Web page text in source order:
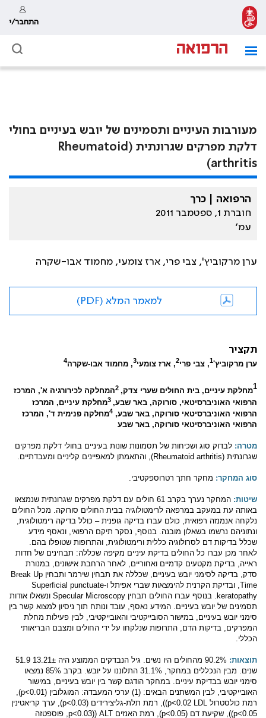
התחבר/י
מעורבות העיניים ותסמינים של יובש בעיניים בחולי
דלקת מפרקים שגרונתית (Rheumatoid
arthritis)
הרפואה | כרך
חוברת 1, ספטמבר 2011
עמ׳
ערן מרקוביץ', צבי פרי, ארז צומעי, מחמוד אבו-שקרה
למאמר המלא (PDF)
תקציר
ערן מרקוביץ'1
, צבי פרי2, ארז צומעי3, מחמוד אבו-שקרה4
1מחלקת עיניים, בית החולים שערי צדק,
המחלקה לכירורגיה א', המרכז
הרפואי האוניברסיטאי, סורוקה, באר שבע, מחלקת עיניים, המרכז
הרפואי האוניברסיטאי סורוקה, באר שבע, 4מחלקה פנימית ד', המרכז
הרפואי האוניברסיטאי סורוקה, באר שבע
מטרה: לבדוק סוג ושכיחות של תסמונות שונות בעיניים בחולי דלקת מפרקים
שגרונתית (Rheumatoid arthritis), והתאמתן למאפיינים קליניים ומעבדתיים.
סוג המחקר: מחקר חתך רטרוספקטיבי.
שיטות:
המחקר נערך בקרב 61 חולים עם דלקת מפרקים שגרונתית שנמצאו
באותה עת במעקב במרפאה לרימטולוגיה בבית החולים סורוקה. מכל החולים
נלקחה אנמנזה רפואית, כולם עברו בדיקה גופנית – כולל בדיקה רימטולוגית,
ונתוניהם נרשמו בשאלון מובנה. בנוסף, נסקר תיקם הרפואי, ונאסף מידע
שכלל בדיקות דם לסרולוגיה כללית ורימטולוגית, והתרופות שטופלו בהם.
לאחר מכן עברו כל החולים בדיקת עיניים מקיפה שכללה: תבחינים של חדות
ראייה, בדיקת מקטעים קדמיים ואחוריים, לאחר הרחבת אישונים, במנורת
סדק, בדיקה לסימני יובש בעיניים, שכללה את תבחין שירמר ותבחין Break Up
Time
, ובדיקת הקרנית להימצאות שברי אפיתל ו-Superficial punctuate
keratopathy . בנוסף עברו החולים תבחין Specular Microscopy ונשאלו אודות
תסמינים של יובש בעיניים. המידע נאסף, עובד ונותח תוך ניסיון למצוא קשר בין
סימני יובש בעיניים, במישור הסובייקטיבי והאובייקטיבי, לבין פעילות מחלת
המפרקים, בדיקות הדם, התרופות שנלקחו על ידי החולים ומצבם הבריאותי
הכללי.
תוצאות:
90.2% מהחולים היו נשים. גיל הנבדקים הממוצע היה 13.21± 51.9
שנים. מבין הנכללים במחקר, 31.1% התלוננו על יובש. בקרב 85% נמצאו
סימני יובש בבדיקת עיניים. במחקר הודגם קשר בין יובש בעיניים, במישור
האובייקטיבי, לבין המשתנים הבאים: (1) ערכי המעבדה: המוגלובין
(p<0.01)
,
רמת כולסטרול LDL
p<0.02) ), רמת תלת-גליצירידים (p<0.03)
, ערך קריאטינין
p<0.05) ), שקיעת דם (p<0.05) , רמת האנזים ALT
(
(p<0.03
, פוספטזה